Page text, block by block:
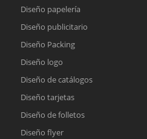
Diseño papelería
Diseño publicitario
Diseño Packing
Diseño logo
Diseño de catálogos
Diseño tarjetas
Diseño de folletos
Diseño flyer